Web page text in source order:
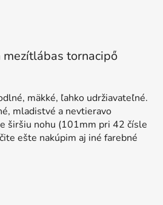
tornacipő
ből 5 csillag.
mäkké, ľahko udržiavateľné.
mladistvé a nevtieravo
širšiu nohu (101mm pri 42 čísle
ešte nakúpim aj iné farebné